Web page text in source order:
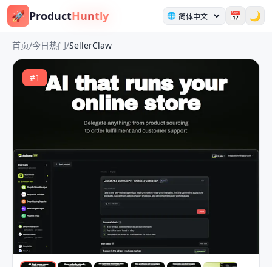
🚀 ProductHuntly 🌐 📅 🌙
首页/今日热门/SellerClaw
#1